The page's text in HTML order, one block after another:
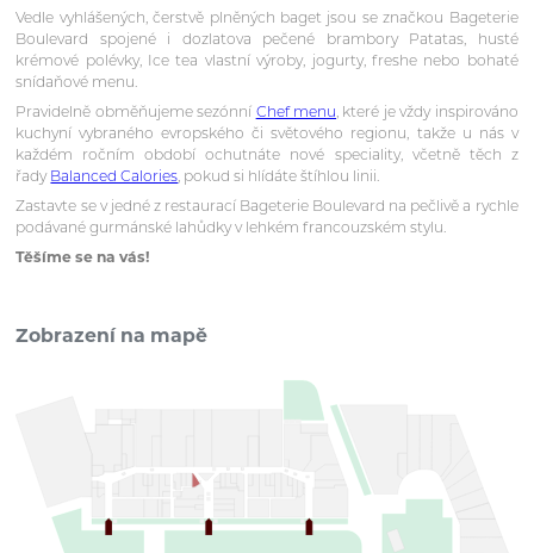
Vedle vyhlášených, čerstvě plněných baget jsou se značkou Bageterie
Boulevard spojené i dozlatova pečené brambory Patatas, husté
krémové polévky, Ice tea vlastní výroby, jogurty, freshe nebo bohaté
snídaňové menu.
Pravidelně obměňujeme sezónní Chef menu, které je vždy inspirováno
kuchyní vybraného evropského či světového regionu, takže u nás v
každém ročním období ochutnáte nové speciality, včetně těch z
řady Balanced Calories, pokud si hlídáte štíhlou linii.
Zastavte se v jedné z restaurací Bageterie Boulevard na pečlivě a rychle
podávané gurmánské lahůdky v lehkém francouzském stylu.
Těšíme se na vás!
Zobrazení na mapě